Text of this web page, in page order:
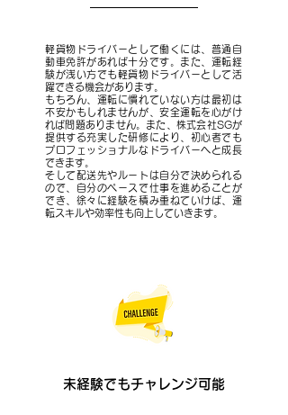
軽貨物ドライバーとして働くには、普通自
動車免許があれば十分です。また、運転経
験が浅い方でも軽貨物ドライバーとして活
躍できる機会があります。
もちろん、運転に慣れていない方は最初は
不安かもしれませんが、安全運転を心がけ
れば問題ありません。また、株式会社SGが
提供する充実した研修により、初心者でも
プロフェッショナルなドライバーへと成長
できます。
そして配送先やルートは自分で決められる
ので、自分のペースで仕事を進めることが
でき、徐々に経験を積み重ねていけば、運
転スキルや効率性も向上していきます。
未経験でもチャレンジ可能